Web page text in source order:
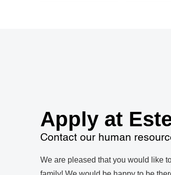
Apply at
Contact our human
We are pleased that you would like